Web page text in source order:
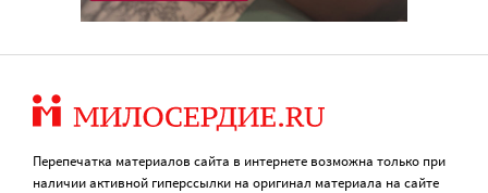
Перепечатка материалов сайта в интернете возможна только при
наличии активной гиперссылки на оригинал материала на сайте